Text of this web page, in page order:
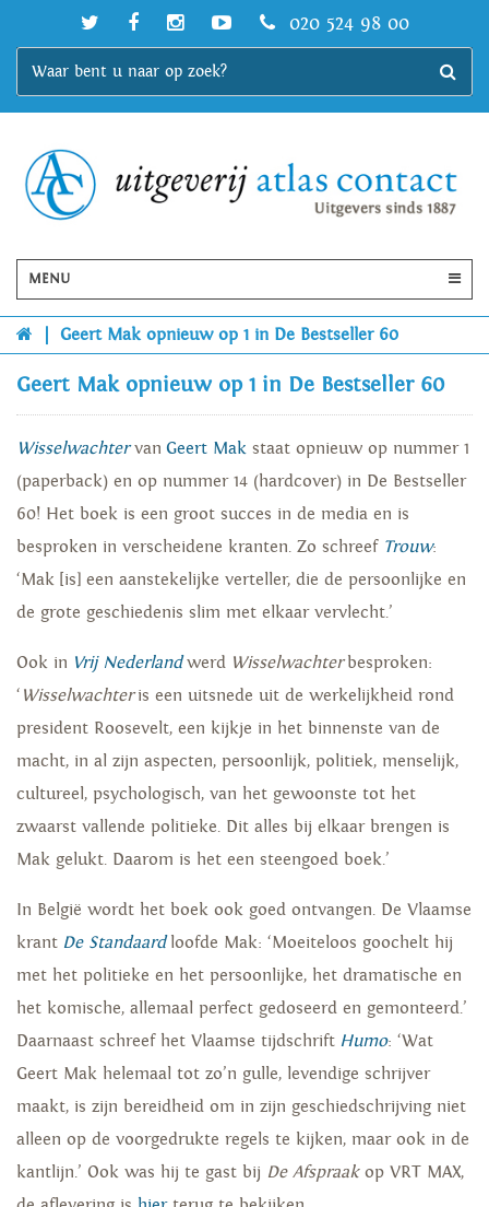
020 524 98 00
MENU
Geert Mak opnieuw op 1 in De Bestseller 60
Geert Mak opnieuw op 1 in De Bestseller 60
Wisselwachtervan Geert Mak staat opnieuw op nummer 1
(paperback) en op nummer 14 (hardcover) in De Bestseller
60! Het boek is een groot succes in de media en is
besproken in verscheidene kranten. Zo schreef Trouw:
‘Mak [is] een aanstekelijke verteller, die de persoonlijke en
de grote geschiedenis slim met elkaar vervlecht.’
Ook in Vrij Nederlandwerd Wisselwachterbesproken:
‘ Wisselwachteris een uitsnede uit de werkelijkheid rond
president Roosevelt, een kijkje in het binnenste van de
macht, in al zijn aspecten, persoonlijk, politiek, menselijk,
cultureel, psychologisch, van het gewoonste tot het
zwaarst vallende politieke. Dit alles bij elkaar brengen is
Mak gelukt. Daarom is het een steengoed boek.’
In België wordt het boek ook goed ontvangen. De Vlaamse
krant De Standaardloofde Mak: ‘Moeiteloos goochelt hij
met het politieke en het persoonlijke, het dramatische en
het komische, allemaal perfect gedoseerd en gemonteerd.’
Daarnaast schreef het Vlaamse tijdschrift Humo: ‘Wat
Geert Mak helemaal tot zo’n gulle, levendige schrijver
maakt, is zijn bereidheid om in zijn geschiedschrijving niet
alleen op de voorgedrukte regels te kijken, maar ook in de
kantlijn.’ Ook was hij te gast bij De Afspraakop VRT MAX,